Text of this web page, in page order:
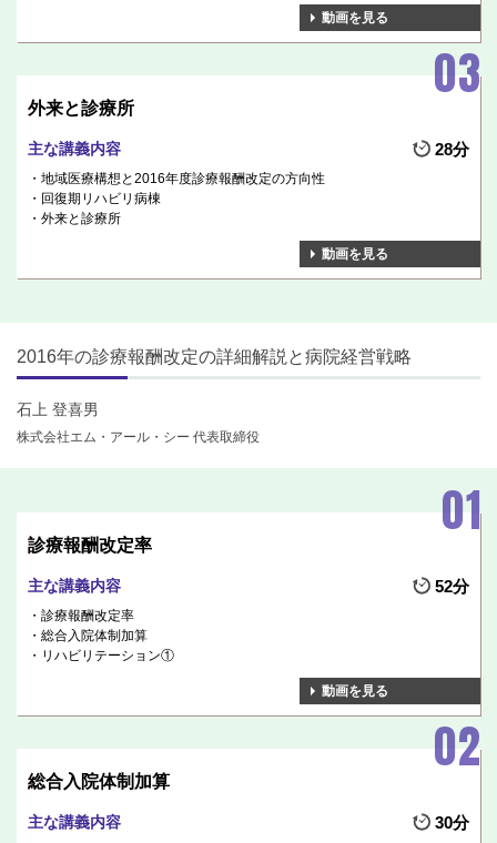
動画を見る
外来と診療所
主な講義内容 28分
地域医療構想と2016年度診療報酬改定の方向性
回復期リハビリ病棟
外来と診療所
動画を見る
2016年の診療報酬改定の詳細解説と病院経営戦略
石上 登喜男
株式会社エム・アール・シー 代表取締役
診療報酬改定率
主な講義内容 52分
診療報酬改定率
総合入院体制加算
リハビリテーション①
動画を見る
総合入院体制加算
主な講義内容 30分